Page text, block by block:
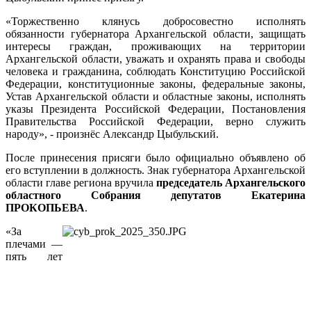
«Торжественно клянусь добросовестно исполнять
обязанности губернатора Архангельской области, защищать
интересы граждан, проживающих на территории
Архангельской области, уважать и охранять права и свободы
человека и гражданина, соблюдать Конституцию Российской
Федерации, конституционные законы, федеральные законы,
Устав Архангельской области и областные законы, исполнять
указы Президента Российской Федерации, Постановления
Правительства Российской Федерации, верно служить
народу», - произнёс Александр Цыбульский.
После принесения присяги было официально объявлено об
его вступлении в должность. Знак губернатора Архангельской
области главе региона вручила председатель Архангельского
областного Собрания депутатов Екатерина
ПРОКОПЬЕВА.
«За
плечами —
пять лет